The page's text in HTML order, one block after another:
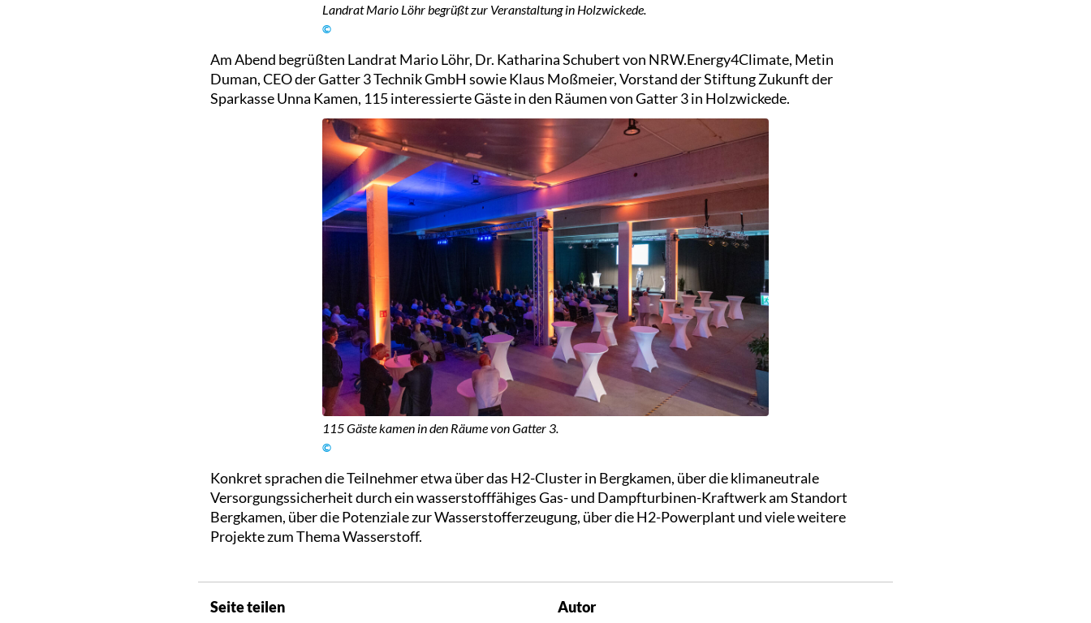
Landrat Mario Löhr begrüßt zur Veranstaltung in Holzwickede.
©
Am Abend begrüßten Landrat Mario Löhr, Dr. Katharina Schubert von NRW.Energy4Climate, Metin
Duman, CEO der Gatter 3 Technik GmbH sowie Klaus Moßmeier, Vorstand der Stiftung Zukunft der
Sparkasse Unna Kamen, 115 interessierte Gäste in den Räumen von Gatter 3 in Holzwickede.
115 Gäste kamen in den Räume von Gatter 3.
©
Konkret sprachen die Teilnehmer etwa über das H2-Cluster in Bergkamen, über die klimaneutrale
Versorgungssicherheit durch ein wasserstofffähiges Gas- und Dampfturbinen-Kraftwerk am Standort
Bergkamen, über die Potenziale zur Wasserstofferzeugung, über die H2-Powerplant und viele weitere
Projekte zum Thema Wasserstoff.
Seite teilen
Autor